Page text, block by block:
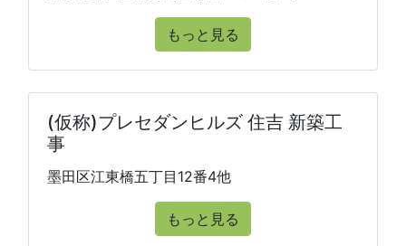
もっと見る
(仮称)プレセダンヒルズ 住吉 新築工
事
墨田区江東橋五丁目12番4他
もっと見る